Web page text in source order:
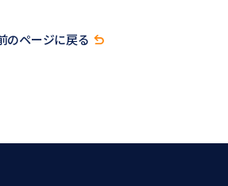
のページに戻る